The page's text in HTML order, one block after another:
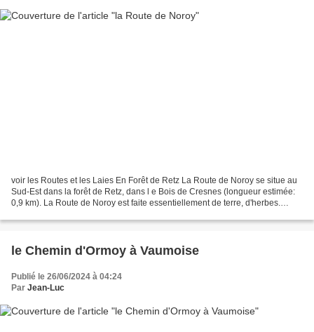
voir les Routes et les Laies En Forêt de Retz La Route de Noroy se situe au
Sud-Est dans la forêt de Retz, dans l e Bois de Cresnes (longueur estimée:
0,9 km). La Route de Noroy est faite essentiellement de terre, d'herbes.
le Chemin d'Ormoy à Vaumoise
Publié le 26/06/2024 à 04:24
Par Jean-Luc